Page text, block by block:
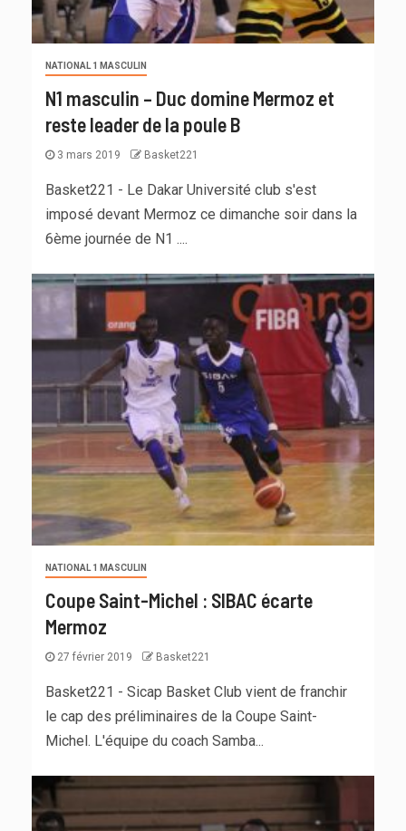
NATIONAL 1 MASCULIN
N1 masculin – Duc domine Mermoz et
reste leader de la poule B
3 mars 2019 Basket221
Basket221 - Le Dakar Université club s'est
imposé devant Mermoz ce dimanche soir dans la
6ème journée de N1 ....
NATIONAL 1 MASCULIN
Coupe Saint-Michel : SIBAC écarte
Mermoz
27 février 2019 Basket221
Basket221 - Sicap Basket Club vient de franchir
le cap des préliminaires de la Coupe Saint-
Michel. L'équipe du coach Samba...